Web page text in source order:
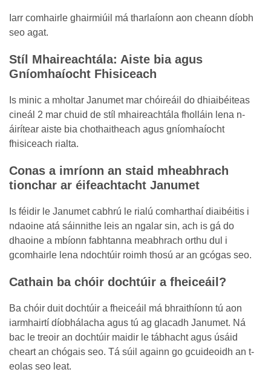
Iarr comhairle ghairmiúil má tharlaíonn aon cheann díobh
seo agat.
Stíl Mhaireachtála: Aiste bia agus
Gníomhaíocht Fhisiceach
Is minic a mholtar Janumet mar chóireáil do dhiaibéiteas
cineál 2 mar chuid de stíl mhaireachtála fholláin lena n-
áirítear aiste bia chothaitheach agus gníomhaíocht
fhisiceach rialta.
Conas a imríonn an staid mheabhrach
tionchar ar éifeachtacht Janumet
Is féidir le Janumet cabhrú le rialú comharthaí diaibéitis i
ndaoine atá sáinnithe leis an ngalar sin, ach is gá do
dhaoine a mbíonn fabhtanna meabhrach orthu dul i
gcomhairle lena ndochtúir roimh thosú ar an gcógas seo.
Cathain ba chóir dochtúir a fheiceáil?
Ba chóir duit dochtúir a fheiceáil má bhraithíonn tú aon
iarmhairtí díobhálacha agus tú ag glacadh Janumet. Ná
bac le treoir an dochtúir maidir le tábhacht agus úsáid
cheart an chógais seo. Tá súil againn go gcuideoidh an t-
eolas seo leat.